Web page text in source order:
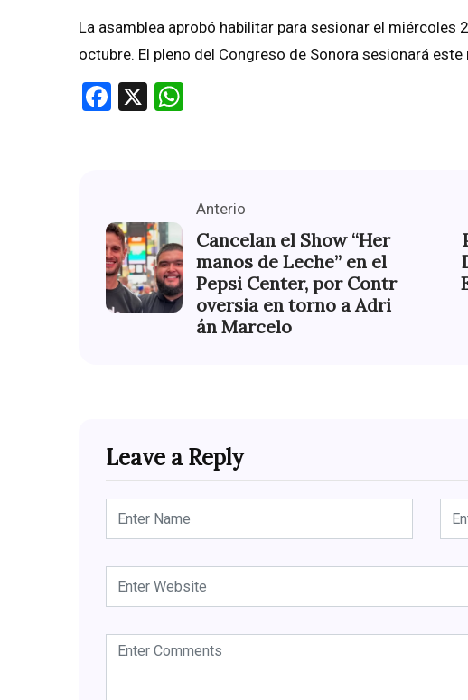
La asamblea aprobó habilitar para sesionar el miércoles
octubre. El pleno del Congreso de Sonora sesionará
Facebook
X
Anterio
Cancelan el Show “Her
manos de Leche” en el
Pepsi Center, por Contr
oversia en torno a Adri
án Marcelo
Leave a Reply